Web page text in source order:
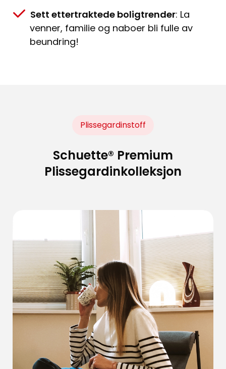
Sett ettertraktede boligtrender: La
venner, familie og naboer bli fulle av
beundring!
Plissegardinstoff
Schuette® Premium
Plissegardinkolleksjon